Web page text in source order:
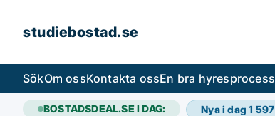
studiebostad.se
SökOm ossKontakta ossEn bra hyresprocess
BOSTADSDEAL.SE I DAG: Nya i dag1 597